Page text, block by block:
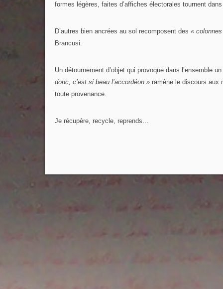
formes légères, faites d’affiches électorales tournent
D’autres bien ancrées au sol recomposent des «
Brancusi.
Un détournement d’objet qui provoque dans l’ensemble
donc, c’est si beau l’accordéon » ramène le discours aux
toute provenance.
Je récupère, recycle, reprends…